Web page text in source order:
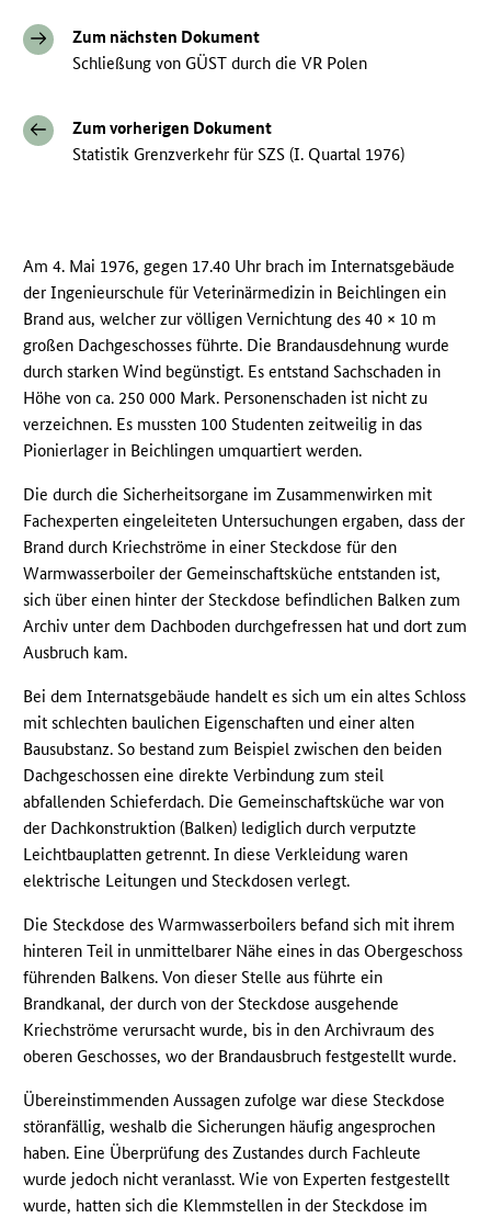
Zum nächsten Dokument
Schließung von GÜST durch die VR Polen
Zum vorherigen Dokument
Statistik Grenzverkehr für SZS (I. Quartal 1976)
Am 4. Mai 1976, gegen 17.40 Uhr brach im Internatsgebäude
der Ingenieurschule für Veterinärmedizin in Beichlingen ein
Brand aus, welcher zur völligen Vernichtung des 40 × 10 m
großen Dachgeschosses führte. Die Brandausdehnung wurde
durch starken Wind begünstigt. Es entstand Sachschaden in
Höhe von ca. 250 000 Mark. Personenschaden ist nicht zu
verzeichnen. Es mussten 100 Studenten zeitweilig in das
Pionierlager in Beichlingen umquartiert werden.
Die durch die Sicherheitsorgane im Zusammenwirken mit
Fachexperten eingeleiteten Untersuchungen ergaben, dass der
Brand durch Kriechströme in einer Steckdose für den
Warmwasserboiler der Gemeinschaftsküche entstanden ist,
sich über einen hinter der Steckdose befindlichen Balken zum
Archiv unter dem Dachboden durchgefressen hat und dort zum
Ausbruch kam.
Bei dem Internatsgebäude handelt es sich um ein altes Schloss
mit schlechten baulichen Eigenschaften und einer alten
Bausubstanz. So bestand zum Beispiel zwischen den beiden
Dachgeschossen eine direkte Verbindung zum steil
abfallenden Schieferdach. Die Gemeinschaftsküche war von
der Dachkonstruktion (Balken) lediglich durch verputzte
Leichtbauplatten getrennt. In diese Verkleidung waren
elektrische Leitungen und Steckdosen verlegt.
Die Steckdose des Warmwasserboilers befand sich mit ihrem
hinteren Teil in unmittelbarer Nähe eines in das Obergeschoss
führenden Balkens. Von dieser Stelle aus führte ein
Brandkanal, der durch von der Steckdose ausgehende
Kriechströme verursacht wurde, bis in den Archivraum des
oberen Geschosses, wo der Brandausbruch festgestellt wurde.
Übereinstimmenden Aussagen zufolge war diese Steckdose
störanfällig, weshalb die Sicherungen häufig angesprochen
haben. Eine Überprüfung des Zustandes durch Fachleute
wurde jedoch nicht veranlasst. Wie von Experten festgestellt
wurde, hatten sich die Klemmstellen in der Steckdose im